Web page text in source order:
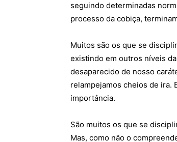
seguindo determinadas
processo da cobiça,
Muitos são os que se
existindo em outros níveis
desaparecido de nosso
relampejamos cheios de ira.
importância.
São muitos os que se
Mas, como não o